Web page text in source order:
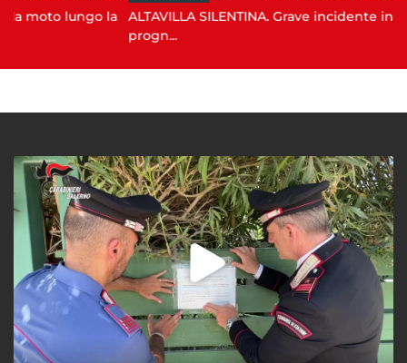
lungo la
ALTAVILLA SILENTINA. Grave incidente in moto: